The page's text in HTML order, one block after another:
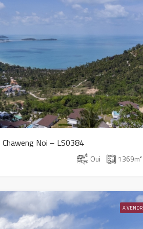
Chaweng Noi – LS0384
Oui 1369m²
A